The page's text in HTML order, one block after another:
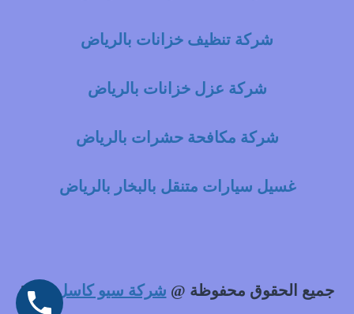
شركة تنظيف خزانات بالرياض
شركة عزل خزانات بالرياض
شركة مكافحة حشرات بالرياض
غسيل سيارات متنقل بالبخار بالرياض
جميع الحقوق محفوظة @ شركة سيو كاسل2021